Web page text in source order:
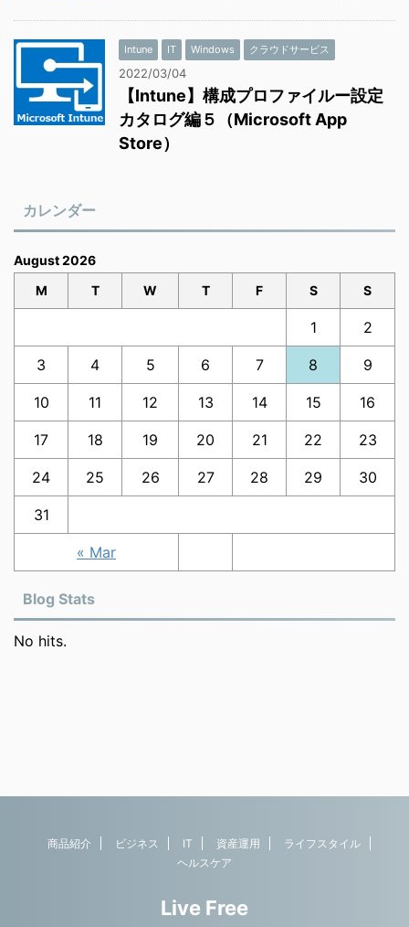
Intune IT Windows クラウドサービス
2022/03/04
【Intune】構成プロファイルー設定
カタログ編５（Microsoft App
Store）
カレンダー
August 2026
M
T W T F S S
« Mar
1 2
3 4 5 6 7 8 9
10 11 12 13 14 15 16
17 18 19 20 21 22 23
24 25 26 27 28 29 30
31
Blog Stats
No hits.
商品紹介 ビジネス IT 資産運用
ライフスタイル
ヘルスケア
Live Free